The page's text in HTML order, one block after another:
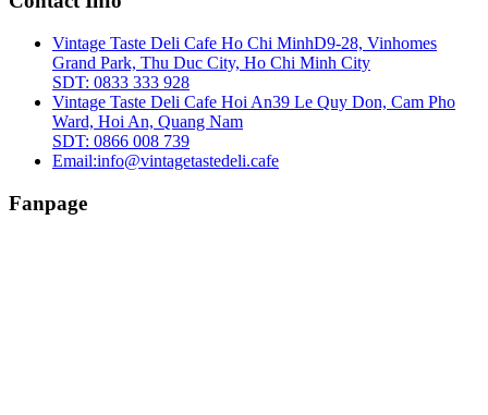
Vintage Taste Deli Cafe Ho Chi MinhD9-28, Vinhomes
Grand Park, Thu Duc City, Ho Chi Minh City
SDT: 0833 333 928
Vintage Taste Deli Cafe Hoi An39 Le Quy Don, Cam Pho
Ward, Hoi An, Quang Nam
SDT: 0866 008 739
Email:info@vintagetastedeli.cafe
Fanpage